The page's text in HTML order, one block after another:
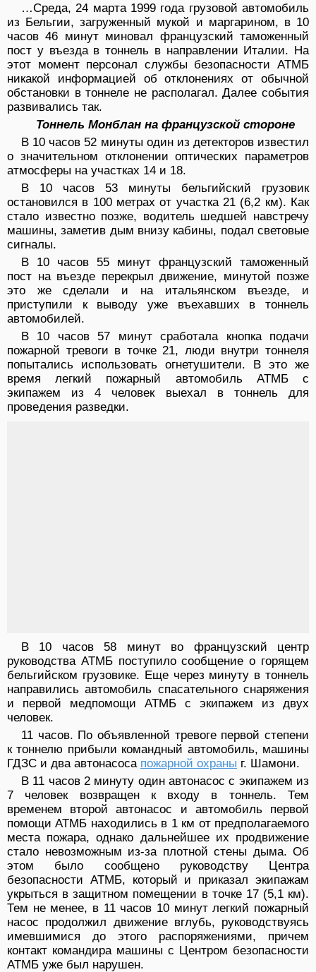
…Среда, 24 марта 1999 года грузовой автомобиль
из Бельгии, загруженный мукой и маргарином, в 10
часов 46 минут миновал французский таможенный
пост у въезда в тоннель в направлении Италии. На
этот момент персонал службы безопасности АТМБ
никакой информацией об отклонениях от обычной
обстановки в тоннеле не располагал. Далее события
развивались так.
Тоннель Монблан на французской стороне
В 10 часов 52 минуты один из детекторов известил
о значительном отклонении оптических параметров
атмосферы на участках 14 и 18.
В 10 часов 53 минуты бельгийский грузовик
остановился в 100 метрах от участка 21 (6,2 км). Как
стало известно позже, водитель шедшей навстречу
машины, заметив дым внизу кабины, подал световые
сигналы.
В 10 часов 55 минут французский таможенный
пост на въезде перекрыл движение, минутой позже
это же сделали и на итальянском въезде, и
приступили к выводу уже въехавших в тоннель
автомобилей.
В 10 часов 57 минут сработала кнопка подачи
пожарной тревоги в точке 21, люди внутри тоннеля
попытались использовать огнетушители. В это же
время легкий пожарный автомобиль АТМБ с
экипажем из 4 человек выехал в тоннель для
проведения разведки.
В 10 часов 58 минут во французский центр
руководства АТМБ поступило сообщение о горящем
бельгийском грузовике. Еще через минуту в тоннель
направились автомобиль спасательного снаряжения
и первой медпомощи АТМБ с экипажем из двух
человек.
11 часов. По объявленной тревоге первой степени
к тоннелю прибыли командный автомобиль, машины
ГДЗС и два автонасоса пожарной охраны г. Шамони.
В 11 часов 2 минуту один автонасос с экипажем из
7 человек возвращен к входу в тоннель. Тем
временем второй автонасос и автомобиль первой
помощи АТМБ находились в 1 км от предполагаемого
места пожара, однако дальнейшее их продвижение
стало невозможным из-за плотной стены дыма. Об
этом было сообщено руководству Центра
безопасности АТМБ, который и приказал экипажам
укрыться в защитном помещении в точке 17 (5,1 км).
Тем не менее, в 11 часов 10 минут легкий пожарный
насос продолжил движение вглубь, руководствуясь
имевшимися до этого распоряжениями, причем
контакт командира машины с Центром безопасности
АТМБ уже был нарушен.